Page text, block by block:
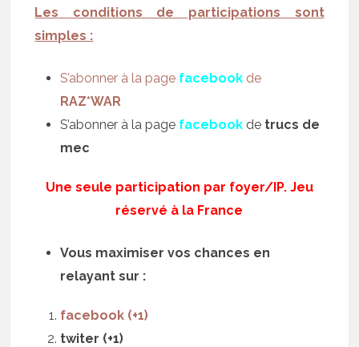
Les conditions de participations sont
simples :
S’abonner à la page facebook de
RAZ*WAR
S’abonner à la page facebook de trucs de
mec
Une seule participation par foyer/IP. Jeu
réservé à la France
Vous maximiser vos chances en
relayant sur :
facebook (+1)
twiter (+1)